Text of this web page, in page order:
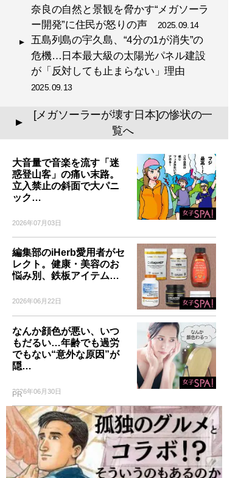
奈良の自然と景観を脅かす“メガソーラ
ー開発”に住民が怒りの声 2025.09.14
五島列島の宇久島、“4分の1が消失”の
危機…日本最大級の太陽光パネル建設
が「反対しても止まらない」理由
2025.09.13
▲
[メガソーラーが壊す日本]の惨状の一
覧へ
大音量で音楽を流す「迷
惑登山客」の痛い末路。
立入禁止の斜面で大パニ
ック…
2026年07月03日
編集部のiHerb愛用者がセ
レクト。健康・美容のお
悩み別、鉄板アイテム…
2026年06月22日
なんか顔色が悪い、いつ
もだるい…年齢でも過労
でもない“意外な原因”が
隠…
2026年06月30日
PR